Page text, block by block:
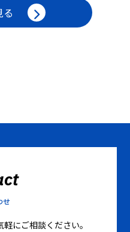
る
せ
にご相談ください。